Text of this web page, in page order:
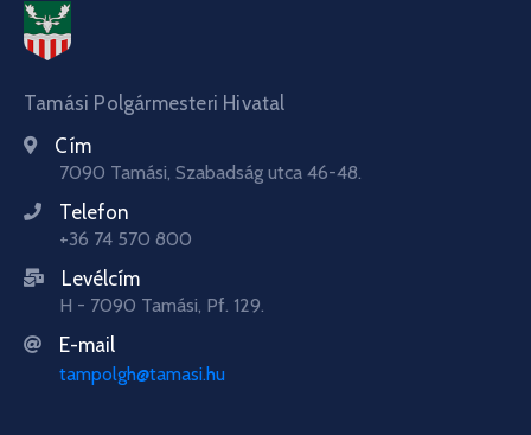
Tamási Polgármesteri Hivatal
Cím
7090 Tamási, Szabadság utca 46-48.
Telefon
+36 74 570 800
Levélcím
H - 7090 Tamási, Pf. 129.
E-mail
tampolgh@tamasi.hu